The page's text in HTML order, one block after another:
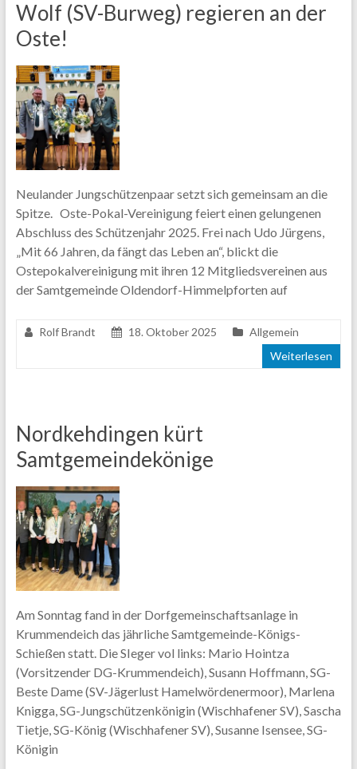
Wolf (SV-Burweg) regieren an der
Oste!
Neulander Jungschützenpaar setzt sich gemeinsam an die
Spitze. Oste-Pokal-Vereinigung feiert einen gelungenen
Abschluss des Schützenjahr 2025. Frei nach Udo Jürgens,
„Mit 66 Jahren, da fängt das Leben an“, blickt die
Ostepokalvereinigung mit ihren 12 Mitgliedsvereinen aus
der Samtgemeinde Oldendorf-Himmelpforten auf
Rolf Brandt 18. Oktober 2025
Allgemein
Weiterlesen
Nordkehdingen kürt
Samtgemeindekönige
Am Sonntag fand in der Dorfgemeinschaftsanlage in
Krummendeich das jährliche Samtgemeinde-Königs-
Schießen statt. Die SIeger vol links: Mario Hointza
(Vorsitzender DG-Krummendeich), Susann Hoffmann, SG-
Beste Dame (SV-Jägerlust Hamelwördenermoor), Marlena
Knigga, SG-Jungschützenkönigin (Wischhafener SV), Sascha
Tietje, SG-König (Wischhafener SV), Susanne Isensee, SG-
Königin